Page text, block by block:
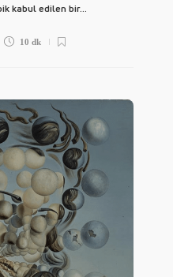
kabul edilen bir...
10 dk